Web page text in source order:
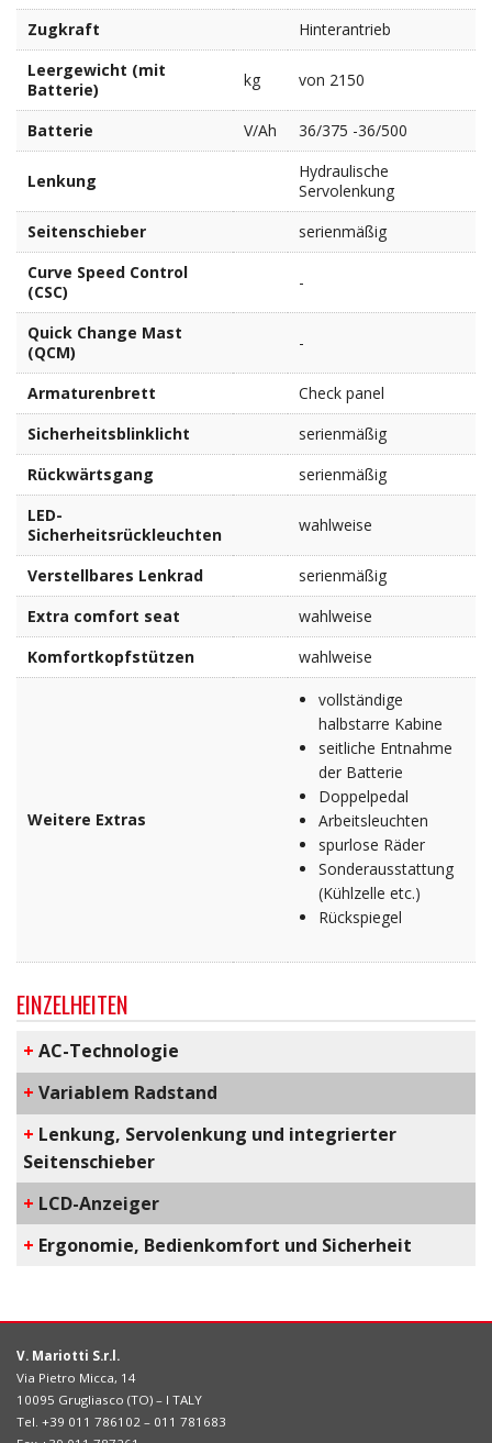
Zugkraft
Hinterantrieb
Leergewicht (mit
Batterie)
kg von 2150
Batterie V/Ah 36/375 -36/500
Lenkung
Hydraulische
Servolenkung
Seitenschieber
serienmäßig
Curve Speed Control
(CSC)
-
Quick Change Mast
(QCM)
-
Armaturenbrett
Check panel
Sicherheitsblinklicht
serienmäßig
Rückwärtsgang
serienmäßig
LED-
Sicherheitsrückleuchten
wahlweise
Verstellbares Lenkrad
serienmäßig
Extra comfort seat
wahlweise
Komfortkopfstützen
wahlweise
Weitere Extras
vollständige
halbstarre Kabine
seitliche Entnahme
der Batterie
Doppelpedal
Arbeitsleuchten
spurlose Räder
Sonderausstattung
(Kühlzelle etc.)
Rückspiegel
EINZELHEITEN
+ AC-Technologie
+ Variablem Radstand
+ Lenkung, Servolenkung und integrierter
Seitenschieber
+ LCD-Anzeiger
+ ​Ergonomie, Bedienkomfort und Sicherheit
V. Mariotti S.r.l.
Via Pietro Micca, 14
10095 Grugliasco (TO) – I TALY
Tel. +39 011 786102 – 011 781683